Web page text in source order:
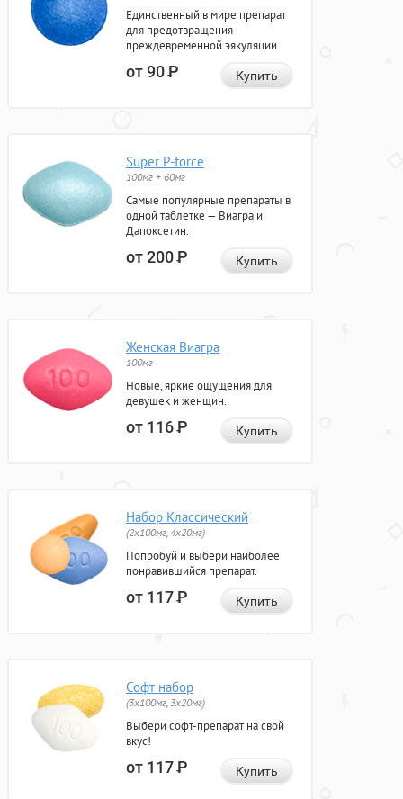
Единственный в мире препарат
для предотвращения
преждевременной эякуляции.
от 90Р Купить
Super P-force
100мг + 60мг
Самые популярные препараты в
одной таблетке — Виагра и
Дапоксетин.
от 200Р Купить
Женская Виагра
100мг
Новые, яркие ощущения для
девушек и женщин.
от 116Р Купить
Набор Классический
(2x100мг, 4x20мг)
Попробуй и выбери наиболее
понравившийся препарат.
от 117Р Купить
Софт набор
(3x100мг, 3x20мг)
Выбери софт-препарат на свой
вкус!
от 117Р Купить